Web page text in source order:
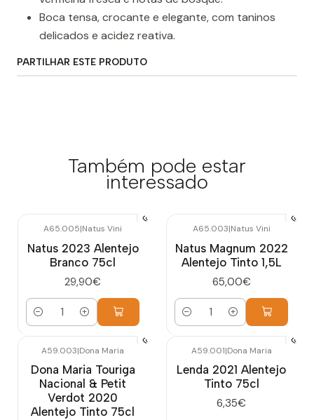
Boca tensa, crocante e elegante, com taninos
delicados e acidez reativa.
PARTILHAR ESTE PRODUTO
Também pode estar
interessado
A65.005|Natus Vini
Natus 2023 Alentejo
Branco 75cl
29,90€
Quantidade
A65.003|Natus Vini
Natus Magnum 2022
Alentejo Tinto 1,5L
65,00€
Quantidade
A59.003|Dona Maria
Dona Maria Touriga
Nacional & Petit
Verdot 2020
Alentejo Tinto 75cl
A59.001|Dona Maria
Lenda 2021 Alentejo
Tinto 75cl
6,35€